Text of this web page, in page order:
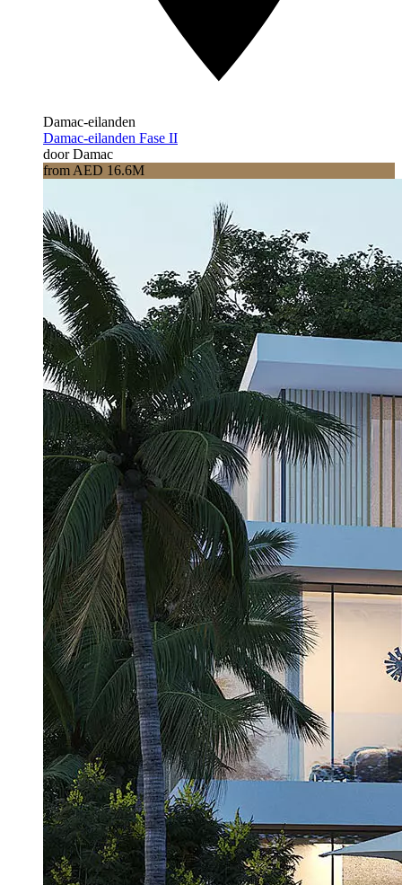
Damac-eilanden
Damac-eilanden Fase II
door Damac
from AED 16.6M